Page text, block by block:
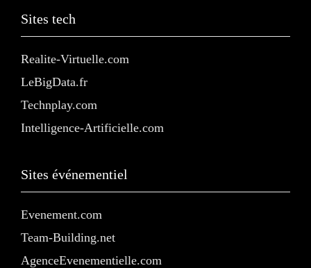
Sites tech
Realite-Virtuelle.com
LeBigData.fr
Technplay.com
Intelligence-Artificielle.com
Sites événementiel
Evenement.com
Team-Building.net
AgenceEvenementielle.com